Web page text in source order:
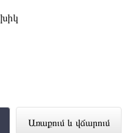
Առաքում և վճարում